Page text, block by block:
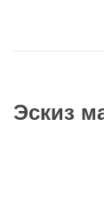
Эскиз